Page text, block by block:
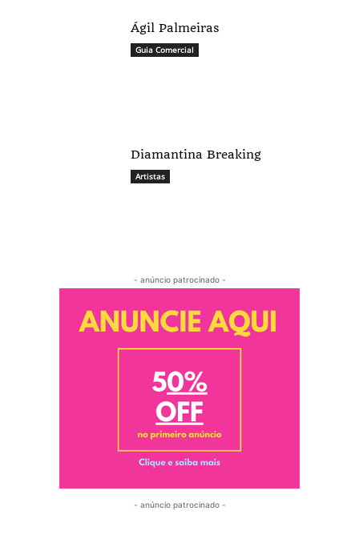
Ágil Palmeiras
Guia Comercial
Diamantina Breaking
Artistas
- anúncio patrocinado -
- anúncio patrocinado -